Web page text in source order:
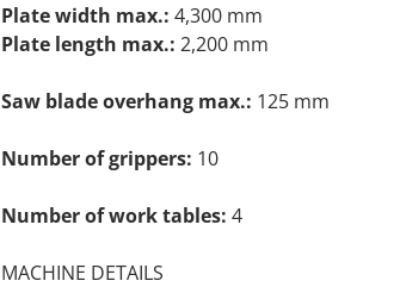
Plate width max.: 4,300 mm
Plate length max.: 2,200 mm
Saw blade overhang max.: 125 mm
Number of grippers: 10
Number of work tables: 4
MACHINE DETAILS